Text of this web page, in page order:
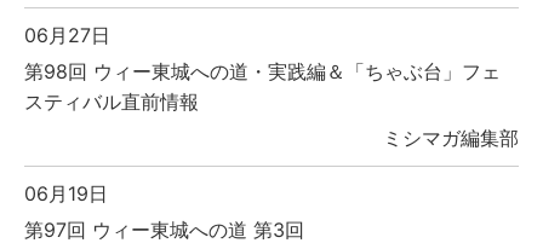
06月27日
第98回 ウィー東城への道・実践編＆「ちゃぶ台」フェ
スティバル直前情報
ミシマガ編集部
06月19日
第97回 ウィー東城への道 第3回